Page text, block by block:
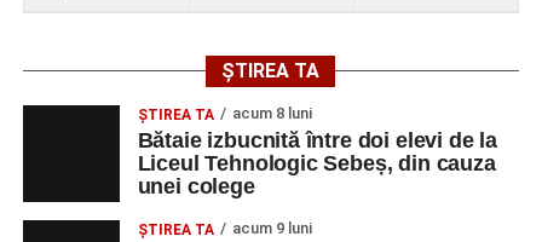
ȘTIREA TA
ŞTIREA TA acum 8 luni
Bătaie izbucnită între doi elevi de la
Liceul Tehnologic Sebeș, din cauza
unei colege
ŞTIREA TA acum 9 luni